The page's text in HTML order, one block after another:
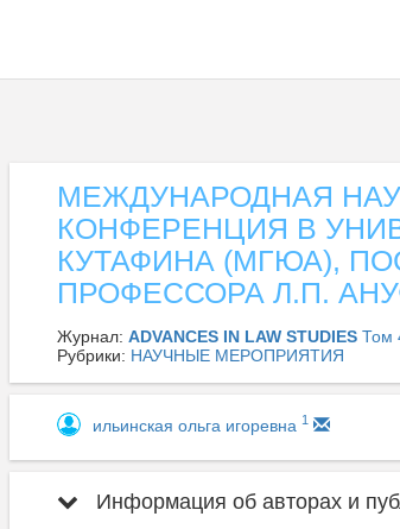
МЕЖДУНАРОДНАЯ
КОНФЕРЕНЦИЯ В
КУТАФИНА (МГЮА),
ПРОФЕССОРА Л.П.
Журнал: ADVANCES IN LAW STUDIES Том
Рубрики: НАУЧНЫЕ МЕРОПРИЯТИЯ
ильинская ольга игоревна 1
Информация об авторах и